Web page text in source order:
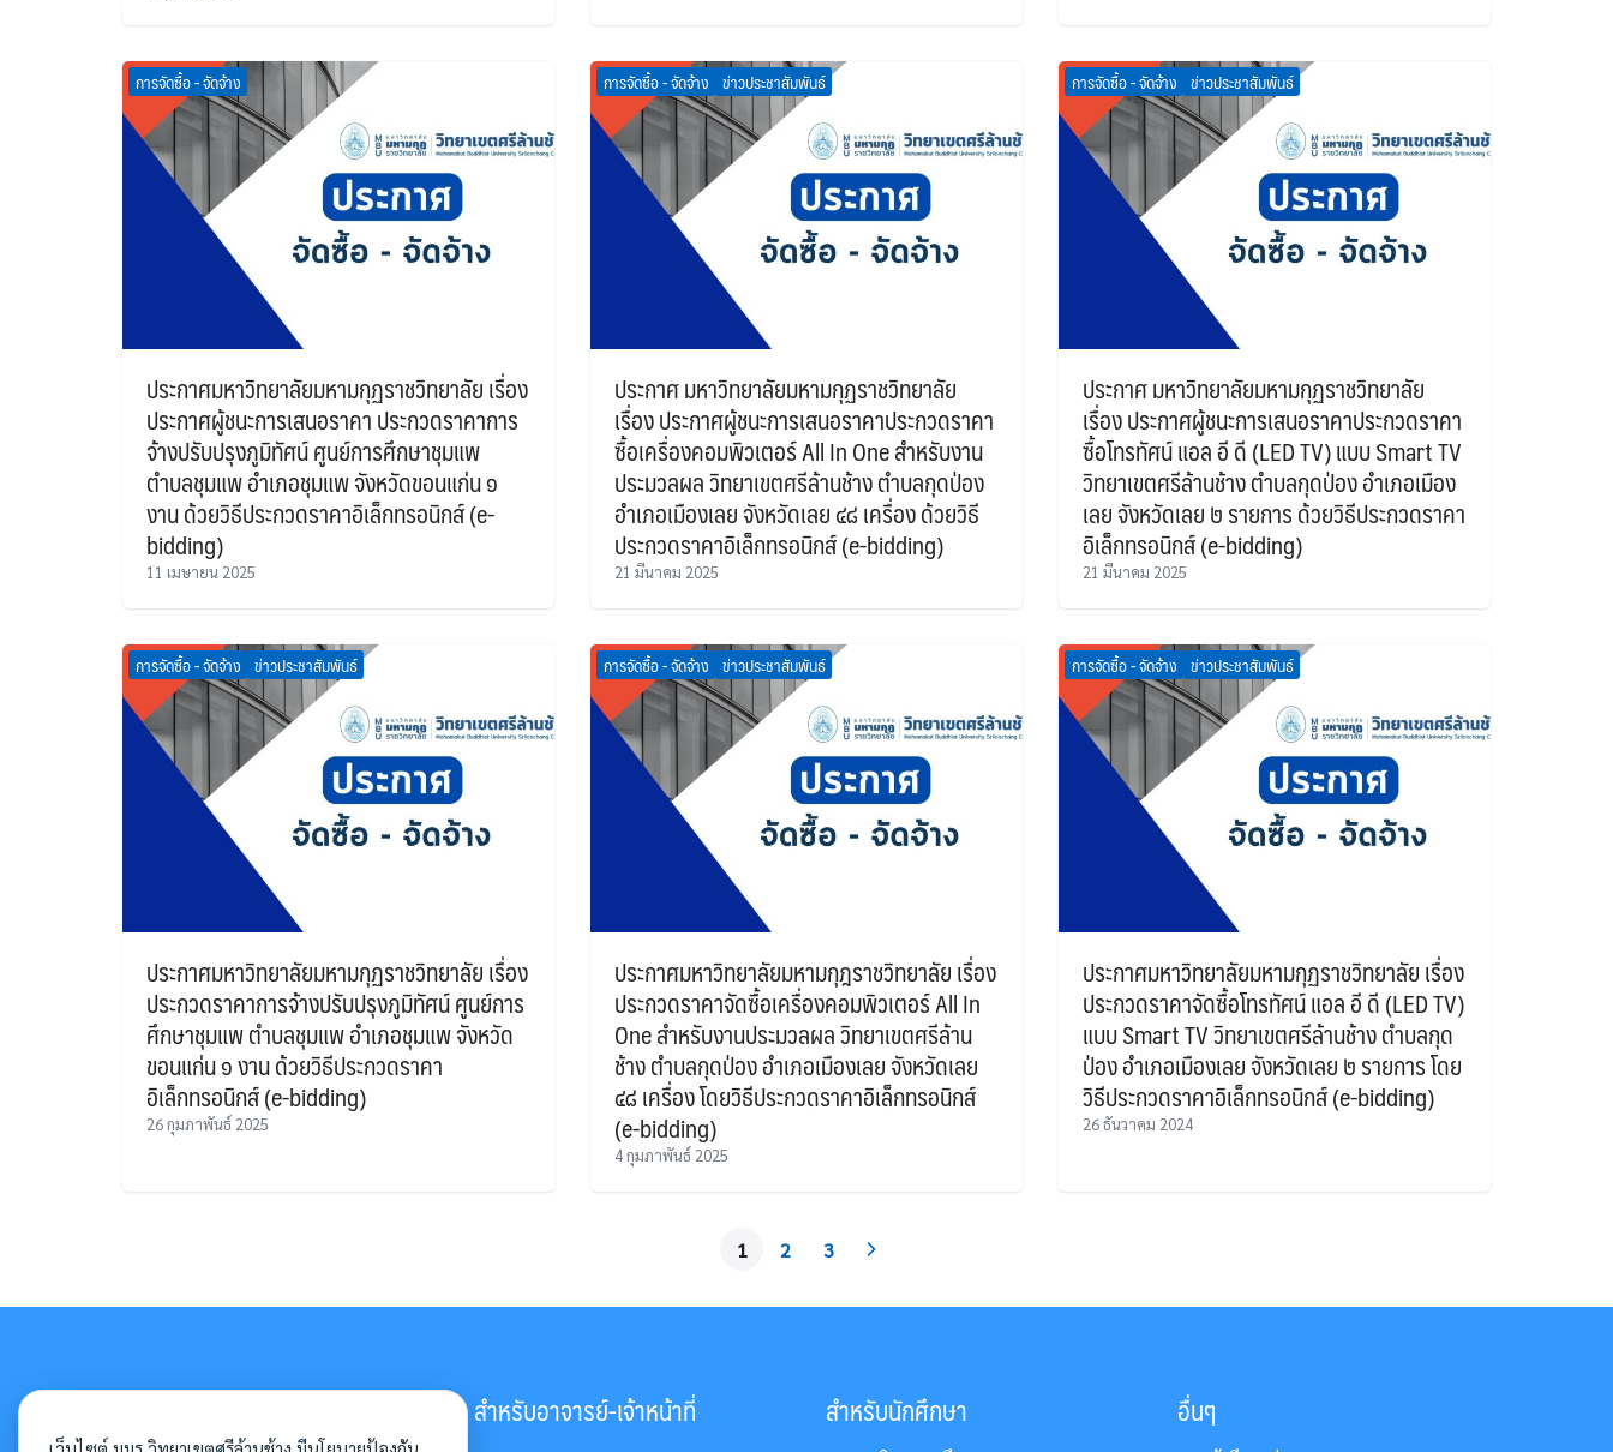
การจัดซื้อ - จัดจ้าง
ประกาศมหาวิทยาลัยมหามกุฏราชวิทยาลัย เรื่อง
ประกาศผู้ชนะการเสนอราคา ประกวดราคาการ
จ้างปรับปรุงภูมิทัศน์ ศูนย์การศึกษาชุมแพ
ตำบลชุมแพ อำเภอชุมแพ จังหวัดขอนแก่น ๑
งาน ด้วยวิธีประกวดราคาอิเล็กทรอนิกส์ (e-
bidding)
11 เมษายน 2025
การจัดซื้อ - จัดจ้าง ข่าวประชาสัมพันธ์
ประกาศ มหาวิทยาลัยมหามกุฏราชวิทยาลัย
เรื่อง ประกาศผู้ชนะการเสนอราคาประกวดราคา
ซื้อเครื่องคอมพิวเตอร์ All In One สำหรับงาน
ประมวลผล วิทยาเขตศรีล้านช้าง ตำบลกุดป่อง
อำเภอเมืองเลย จังหวัดเลย ๔๘ เครื่อง ด้วยวิธี
ประกวดราคาอิเล็กทรอนิกส์ (e-bidding)
21 มีนาคม 2025
การจัดซื้อ - จัดจ้าง ข่าวประชาสัมพันธ์
ประกาศ มหาวิทยาลัยมหามกุฏราชวิทยาลัย
เรื่อง ประกาศผู้ชนะการเสนอราคาประกวดราคา
ซื้อโทรทัศน์ แอล อี ดี (LED TV) แบบ Smart TV
วิทยาเขตศรีล้านช้าง ตำบลกุดป่อง อำเภอเมือง
เลย จังหวัดเลย ๒ รายการ ด้วยวิธีประกวดราคา
อิเล็กทรอนิกส์ (e-bidding)
21 มีนาคม 2025
การจัดซื้อ - จัดจ้าง ข่าวประชาสัมพันธ์
ประกาศมหาวิทยาลัยมหามกุฏราชวิทยาลัย เรื่อง
ประกวดราคาการจ้างปรับปรุงภูมิทัศน์ ศูนย์การ
ศึกษาชุมแพ ตำบลชุมแพ อำเภอชุมแพ จังหวัด
ขอนแก่น ๑ งาน ด้วยวิธีประกวดราคา
อิเล็กทรอนิกส์ (e-bidding)
26 กุมภาพันธ์ 2025
การจัดซื้อ - จัดจ้าง ข่าวประชาสัมพันธ์
ประกาศมหาวิทยาลัยมหามกุฎราชวิทยาลัย เรื่อง
ประกวดราคาจัดซื้อเครื่องคอมพิวเตอร์ All In
One สำหรับงานประมวลผล วิทยาเขตศรีล้าน
ช้าง ตำบลกุดป่อง อำเภอเมืองเลย จังหวัดเลย
๔๘ เครื่อง โดยวิธีประกวดราคาอิเล็กทรอนิกส์
(e-bidding)
4 กุมภาพันธ์ 2025
การจัดซื้อ - จัดจ้าง ข่าวประชาสัมพันธ์
ประกาศมหาวิทยาลัยมหามกุฏราชวิทยาลัย เรื่อง
ประกวดราคาจัดซื้อโทรทัศน์ แอล อี ดี (LED TV)
แบบ Smart TV วิทยาเขตศรีล้านช้าง ตำบลกุด
ป่อง อำเภอเมืองเลย จังหวัดเลย ๒ รายการ โดย
วิธีประกวดราคาอิเล็กทรอนิกส์ (e-bidding)
26 ธันวาคม 2024
1 2 3
วิทยาเขตศรีล้านช้าง
สำหรับอาจารย์-เจ้าหน้าที่ สำหรับนักศึกษา อื่นๆ